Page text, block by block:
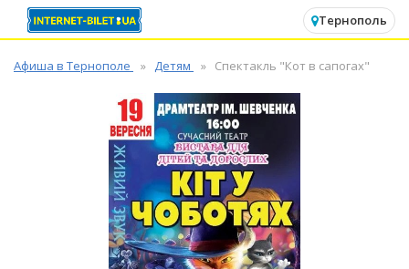
Тернополь
Афиша в Тернополе Детям Спектакль "Кот в сапогах"